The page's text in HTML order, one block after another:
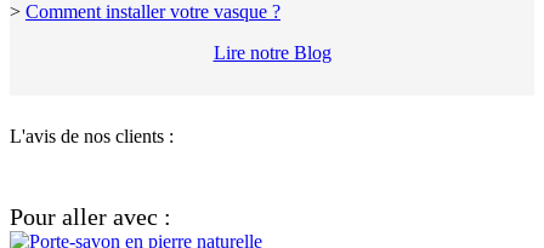
> Comment installer votre vasque ?
Lire notre Blog
L'avis de nos clients :
Pour aller avec :